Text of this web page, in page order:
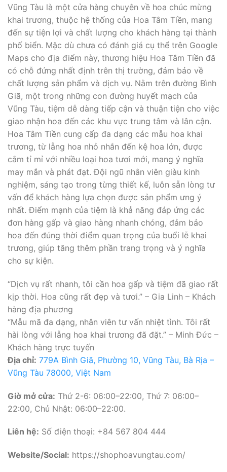
Vũng Tàu là một cửa hàng chuyên về hoa chúc mừng
khai trương, thuộc hệ thống của Hoa Tâm Tiền, mang
đến sự tiện lợi và chất lượng cho khách hàng tại thành
phố biển. Mặc dù chưa có đánh giá cụ thể trên Google
Maps cho địa điểm này, thương hiệu Hoa Tâm Tiền đã
có chỗ đứng nhất định trên thị trường, đảm bảo về
chất lượng sản phẩm và dịch vụ. Nằm trên đường Bình
Giã, một trong những con đường huyết mạch của
Vũng Tàu, tiệm dễ dàng tiếp cận và thuận tiện cho việc
giao nhận hoa đến các khu vực trung tâm và lân cận.
Hoa Tâm Tiền cung cấp đa dạng các mẫu hoa khai
trương, từ lẵng hoa nhỏ nhắn đến kệ hoa lớn, được
cắm tỉ mỉ với nhiều loại hoa tươi mới, mang ý nghĩa
may mắn và phát đạt. Đội ngũ nhân viên giàu kinh
nghiệm, sáng tạo trong từng thiết kế, luôn sẵn lòng tư
vấn để khách hàng lựa chọn được sản phẩm ưng ý
nhất. Điểm mạnh của tiệm là khả năng đáp ứng các
đơn hàng gấp và giao hàng nhanh chóng, đảm bảo
hoa đến đúng thời điểm quan trọng của buổi lễ khai
trương, giúp tăng thêm phần trang trọng và ý nghĩa
cho sự kiện.
“Dịch vụ rất nhanh, tôi cần hoa gấp và tiệm đã giao rất
kịp thời. Hoa cũng rất đẹp và tươi.” – Gia Linh – Khách
hàng địa phương
“Mẫu mã đa dạng, nhân viên tư vấn nhiệt tình. Tôi rất
hài lòng với lẵng hoa khai trương đã đặt.” – Minh Đức –
Khách hàng trực tuyến
Địa chỉ: 779A Bình Giã, Phường 10, Vũng Tàu, Bà Rịa –
Vũng Tàu 78000, Việt Nam
Giờ mở cửa: Thứ 2-6: 06:00–22:00, Thứ 7: 06:00–
22:00, Chủ Nhật: 06:00–22:00.
Liên hệ: Số điện thoại: +84 567 804 444
Website/Social: https://shophoavungtau.com/